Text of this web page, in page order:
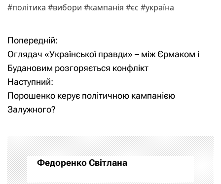
#політика #вибори #кампанія #єс #україна
Н
а
в
і
а
ц
Попередній:
Оглядач «Української правди» – між Єрмаком і
Будановим розгоряється конфлікт
Наступний:
Порошенко керує політичною кампанією
Залужного?
Федоренко Світлана